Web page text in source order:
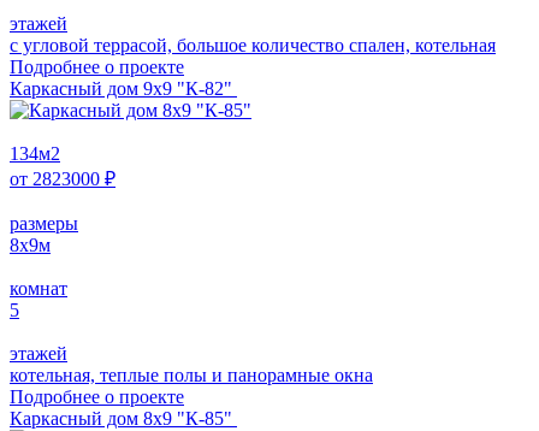
этажей
с угловой террасой, большое количество спален, котельная
Подробнее о проектe
Каркасный дом 9х9 "К-82"
134м2
от 2823000 ₽
размеры
8х9м
комнат
5
этажей
котельная, теплые полы и панорамные окна
Подробнее о проектe
Каркасный дом 8х9 "К-85"